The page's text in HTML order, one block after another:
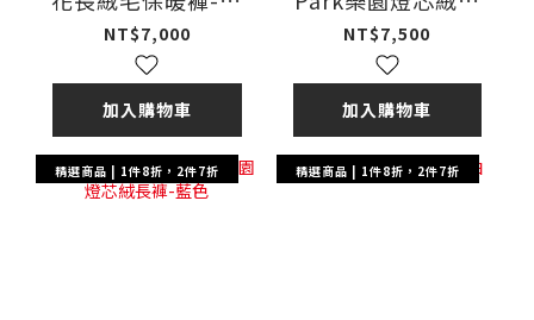
軍藍
NT$7,000
加入購物車
褲-淺褐色
NT$7,500
加入購物車
精選商品 | 1件8折，2件7折 精選商品 | 1件8折，2件7折